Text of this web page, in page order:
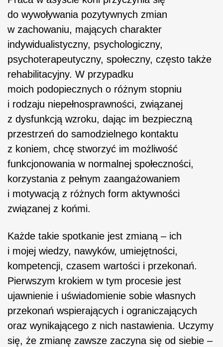
do wywoływania pozytywnych zmian
w zachowaniu, mających charakter
indywidualistyczny, psychologiczny,
psychoterapeutyczny, społeczny, często także
rehabilitacyjny. W przypadku
moich podopiecznych o różnym stopniu
i rodzaju niepełnosprawności, związanej
z dysfunkcją wzroku, dając im bezpieczną
przestrzeń do samodzielnego kontaktu
z koniem, chcę stworzyć im możliwość
funkcjonowania w normalnej społeczności,
korzystania z pełnym zaangażowaniem
i motywacją z różnych form aktywności
związanej z końmi.
Każde takie spotkanie jest zmianą – ich
i mojej wiedzy, nawyków, umiejętności,
kompetencji, czasem wartości i przekonań.
Pierwszym krokiem w tym procesie jest
ujawnienie i uświadomienie sobie własnych
przekonań wspierających i ograniczających
oraz wynikającego z nich nastawienia. Uczymy
się, że zmianę zawsze zaczyna się od siebie –